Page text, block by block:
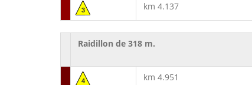
3 km 4.137
Raidillon de 318 m.
4 km 4.951